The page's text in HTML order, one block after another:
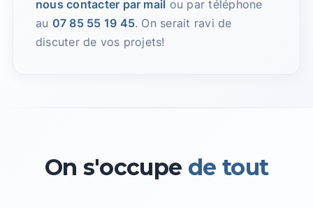
nous contacter par mail ou par téléphone
au 07 85 55 19 45. On serait ravi de
discuter de vos projets!
On s'occupe de tout